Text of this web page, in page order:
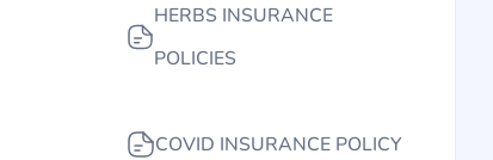
HERBS INSURANCE
POLICIES
COVID INSURANCE POLICY